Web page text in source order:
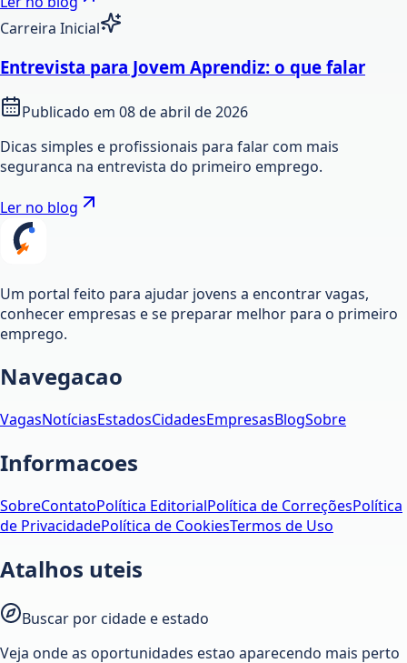
Carreira Inicial
Entrevista para Jovem Aprendiz: o que falar
Publicado em 08 de abril de 2026
Dicas simples e profissionais para falar com mais
seguranca na entrevista do primeiro emprego.
Ler no blog
Um portal feito para ajudar jovens a encontrar vagas,
conhecer empresas e se preparar melhor para o primeiro
emprego.
Navegacao
VagasNotíciasEstadosCidadesEmpresasBlogSobre
Informacoes
SobreContatoPolítica EditorialPolítica de CorreçõesPolítica
de PrivacidadePolítica de CookiesTermos de Uso
Atalhos uteis
Buscar por cidade e estado
Veja onde as oportunidades estao aparecendo mais perto